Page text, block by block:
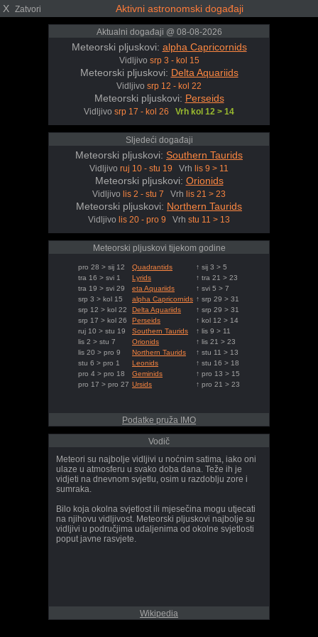
X Zatvori Aktivni astronomski događaji
Aktualni događaji @ 08-08-2026
Meteorski pljuskovi: alpha Capricornids
Vidljivo srp 3 - kol 15
Meteorski pljuskovi: Delta Aquariids
Vidljivo srp 12 - kol 22
Meteorski pljuskovi: Perseids
Vidljivo srp 17 - kol 26 Vrh kol 12 > 14
Sljedeći događaji
Meteorski pljuskovi: Southern Taurids
Vidljivo ruj 10 - stu 19 Vrh lis 9 > 11
Meteorski pljuskovi: Orionids
Vidljivo lis 2 - stu 7 Vrh lis 21 > 23
Meteorski pljuskovi: Northern Taurids
Vidljivo lis 20 - pro 9 Vrh stu 11 > 13
Meteorski pljuskovi tijekom godine
pro 28 > sij 12 Quadrantids
↑ sij 3 > 5
tra 16 > svi 1
Lyrids
↑ tra 21 > 23
tra 19 > svi 29
eta Aquariids
↑ svi 5 > 7
srp 3 > kol 15
alpha Capricornids ↑ srp 29 > 31
srp 12 > kol 22
Delta Aquariids
↑ srp 29 > 31
srp 17 > kol 26
Perseids
↑ kol 12 > 14
ruj 10 > stu 19
Southern Taurids
↑ lis 9 > 11
lis 2 > stu 7
Orionids
↑ lis 21 > 23
lis 20 > pro 9
Northern Taurids
↑ stu 11 > 13
stu 6 > pro 1
Leonids
↑ stu 16 > 18
pro 4 > pro 18
Geminids
↑ pro 13 > 15
pro 17 > pro 27 Ursids ↑ pro 21 > 23
Podatke pruža IMO
Vodič
Meteori su najbolje vidljivi u noćnim satima, iako oni
ulaze u atmosferu u svako doba dana. Teže ih je
vidjeti na dnevnom svjetlu, osim u razdoblju zore i
sumraka.
Bilo koja okolna svjetlost ili mjesečina mogu utjecati
na njihovu vidljivost. Meteorski pljuskovi najbolje su
vidljivi u područjima udaljenima od okolne svjetlosti
poput javne rasvjete.
Wikipedia